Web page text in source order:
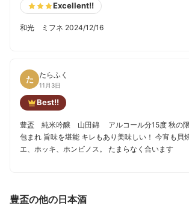
Excellent!!
和光 ミフネ 2024/12/16
た たらふく
11月3日
Best!!
豊盃 純米吟醸 山田錦 アルコール分15度 秋の限
包まれ 旨味を堪能 キレもあり美味しい！ 今宵も貝
エ、ホッキ、ホンビノス。 たまらなく合います
豊盃の他の日本酒